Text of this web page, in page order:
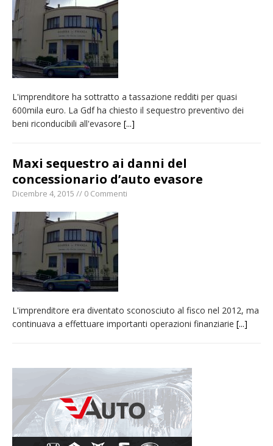
fronte. Evacuato il rifugio e chiusi tutti i
sentieri
Vercelli: in alcune vie nuova tracciatura delle
zone blu
Nuovo fronte delle fiamme: vasto incendio
alle pendici del Monte Barone
Dieci anni fa l’ingresso a Vercelli
dell’arcivescovo mons. Marco Arnolfo
L'imprenditore ha sottratto a tassazione redditi per quasi
600mila euro. La Gdf ha chiesto il sequestro preventivo dei
beni riconducibili all'evasore [...]
Maxi sequestro ai danni del
concessionario d’auto evasore
Dicembre 4, 2015 // 0 Commenti
L'imprenditore era diventato sconosciuto al fisco nel 2012, ma
continuava a effettuare importanti operazioni finanziarie [...]